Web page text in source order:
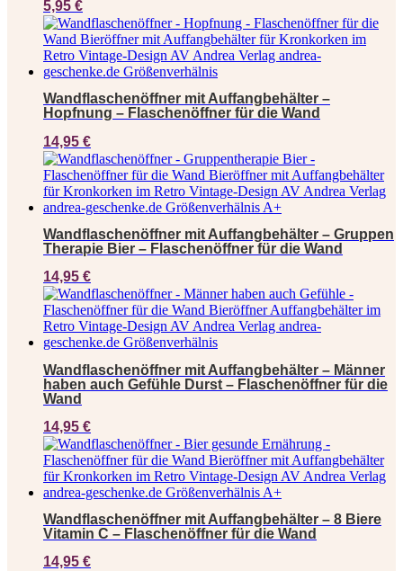
5,95 €
Wandflaschenöffner mit Auffangbehälter –
Hopfnung – Flaschenöffner für die Wand
14,95 €
Wandflaschenöffner mit Auffangbehälter – Gruppen
Therapie Bier – Flaschenöffner für die Wand
14,95 €
Wandflaschenöffner mit Auffangbehälter – Männer
haben auch Gefühle Durst – Flaschenöffner für die
Wand
14,95 €
Wandflaschenöffner mit Auffangbehälter – 8 Biere
Vitamin C – Flaschenöffner für die Wand
14,95 €